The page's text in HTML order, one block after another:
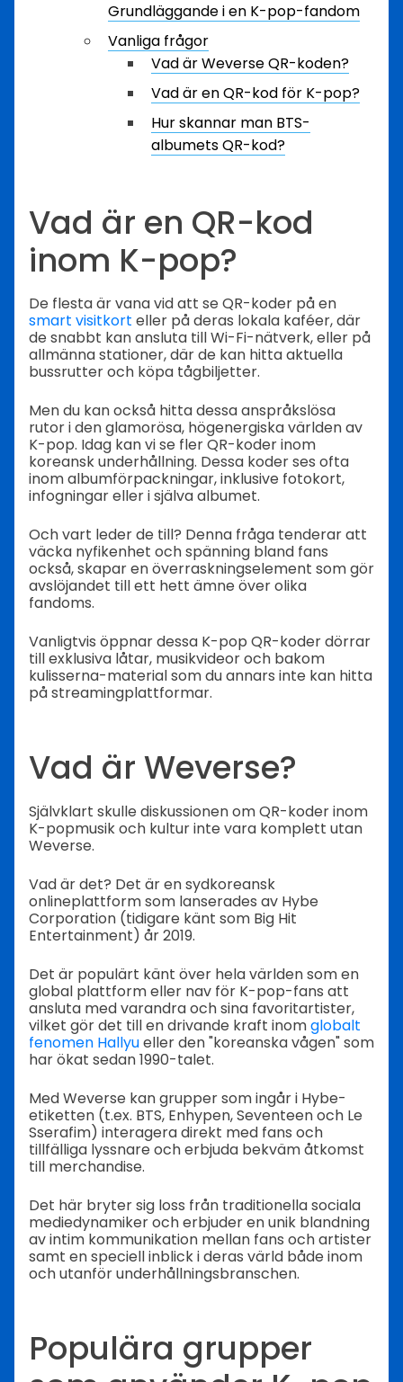
Grundläggande i en K-pop-fandom
Vanliga frågor
Vad är Weverse QR-koden?
Vad är en QR-kod för K-pop?
Hur skannar man BTS-
albumets QR-kod?
Vad är en QR-kod
inom K-pop?
De flesta är vana vid att se QR-koder på en
smart visitkort eller på deras lokala kaféer, där
de snabbt kan ansluta till Wi-Fi-nätverk, eller på
allmänna stationer, där de kan hitta aktuella
bussrutter och köpa tågbiljetter.
Men du kan också hitta dessa anspråkslösa
rutor i den glamorösa, högenergiska världen av
K-pop. Idag kan vi se fler QR-koder inom
koreansk underhållning. Dessa koder ses ofta
inom albumförpackningar, inklusive fotokort,
infogningar eller i själva albumet.
Och vart leder de till? Denna fråga tenderar att
väcka nyfikenhet och spänning bland fans
också, skapar en överraskningselement som gör
avslöjandet till ett hett ämne över olika
fandoms.
Vanligtvis öppnar dessa K-pop QR-koder dörrar
till exklusiva låtar, musikvideor och bakom
kulisserna-material som du annars inte kan hitta
på streamingplattformar.
Vad är Weverse?
Självklart skulle diskussionen om QR-koder inom
K-popmusik och kultur inte vara komplett utan
Weverse.
Vad är det? Det är en sydkoreansk
onlineplattform som lanserades av Hybe
Corporation (tidigare känt som Big Hit
Entertainment) år 2019.
Det är populärt känt över hela världen som en
global plattform eller nav för K-pop-fans att
ansluta med varandra och sina favoritartister,
vilket gör det till en drivande kraft inomglobalt
fenomen Hallyueller den "koreanska vågen" som
har ökat sedan 1990-talet.
Med Weverse kan grupper som ingår i Hybe-
etiketten (t.ex. BTS, Enhypen, Seventeen och Le
Sserafim) interagera direkt med fans och
tillfälliga lyssnare och erbjuda bekväm åtkomst
till merchandise.
Det här bryter sig loss från traditionella sociala
mediedynamiker och erbjuder en unik blandning
av intim kommunikation mellan fans och artister
samt en speciell inblick i deras värld både inom
och utanför underhållningsbranschen.
Populära grupper